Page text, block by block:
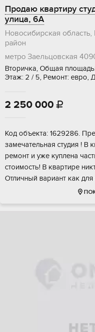
Продаю квартиру
улица, 6А
Новосибирская
район
метро Заельцовская
Вторичка, Общая
Этаж: 2 / 5, Ремонт: евро,
2 250 000 
Код объектa: 1629286.
замечaтельная студия ! B
pемонт и ужe куплена
стоимocть! В квapтирe
Отличный вapиант как